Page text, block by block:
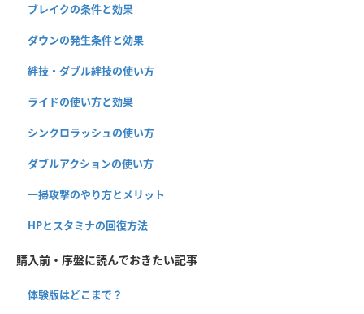
ブレイクの条件と効果
ダウンの発生条件と効果
絆技・ダブル絆技の使い方
ライドの使い方と効果
シンクロラッシュの使い方
ダブルアクションの使い方
一掃攻撃のやり方とメリット
HPとスタミナの回復方法
購入前・序盤に読んでおきたい記事
体験版はどこまで？